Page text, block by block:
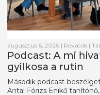
augusztus 6, 2026 | Rovatok |
Podcast: A mi
gyilkosa a rutin
Második podcast-
Antal Fórizs Enikő tanítónő,